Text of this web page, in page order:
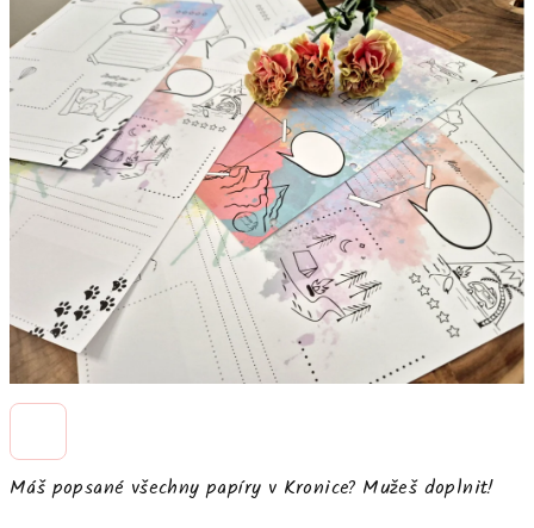
Máš popsané všechny papíry v Kronice? Mužeš doplnit!
produktu
je
0,0
z
5
hvězdiček.